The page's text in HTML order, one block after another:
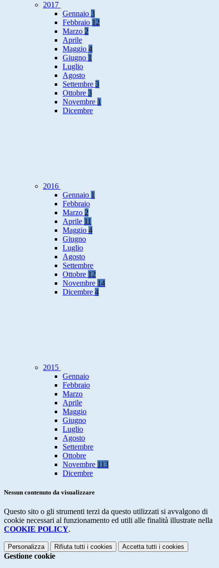
2017
Gennaio 3
Febbraio 12
Marzo 2
Aprile
Maggio 4
Giugno 1
Luglio
Agosto
Settembre 3
Ottobre 3
Novembre 1
Dicembre
2016
Gennaio 1
Febbraio
Marzo 2
Aprile 11
Maggio 4
Giugno
Luglio
Agosto
Settembre
Ottobre 12
Novembre 14
Dicembre 4
2015
Gennaio
Febbraio
Marzo
Aprile
Maggio
Giugno
Luglio
Agosto
Settembre
Ottobre
Novembre 113
Dicembre
Nessun contenuto da visualizzare
Questo sito o gli strumenti terzi da questo utilizzati si avvalgono di
cookie necessari al funzionamento ed utili alle finalità illustrate nella
COOKIE POLICY.
Personalizza Rifiuta tutti i cookies Accetta tutti i cookies
Gestione cookie